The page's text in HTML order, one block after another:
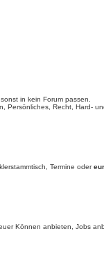
in kein Forum passen.
Persönliches, Recht, Hard-
Termine oder
Können anbieten, Jobs